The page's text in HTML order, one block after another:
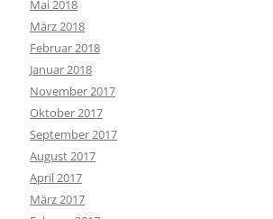
Mai 2018
März 2018
Februar 2018
Januar 2018
November 2017
Oktober 2017
September 2017
August 2017
April 2017
März 2017